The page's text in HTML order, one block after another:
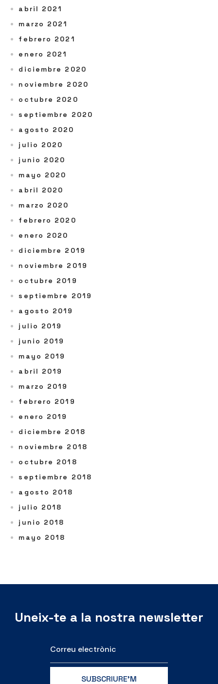
abril 2021
marzo 2021
febrero 2021
enero 2021
diciembre 2020
noviembre 2020
octubre 2020
septiembre 2020
agosto 2020
julio 2020
junio 2020
mayo 2020
abril 2020
marzo 2020
febrero 2020
enero 2020
diciembre 2019
noviembre 2019
octubre 2019
septiembre 2019
agosto 2019
julio 2019
junio 2019
mayo 2019
abril 2019
marzo 2019
febrero 2019
enero 2019
diciembre 2018
noviembre 2018
octubre 2018
septiembre 2018
agosto 2018
julio 2018
junio 2018
mayo 2018
Uneix-te a la nostra newsletter